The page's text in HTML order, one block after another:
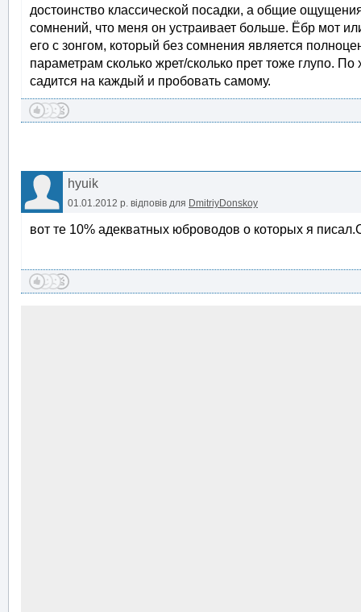
достоинство классической посадки, а общие
сомнений, что меня он устраивает больше. Ёбр мот
его с зонгом, который без сомнения является
параметрам сколько жрет/сколько прет тоже глупо.
садится на каждый и пробовать самому.
hyuik
01.01.2012 р. відповів для DmitriyDonskoy
вот те 10% адекватных юброводов о которых я